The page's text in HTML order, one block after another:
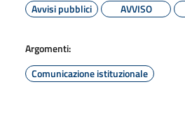
Avvisi pubblici
AVVISO
Argomenti:
Comunicazione istituzionale